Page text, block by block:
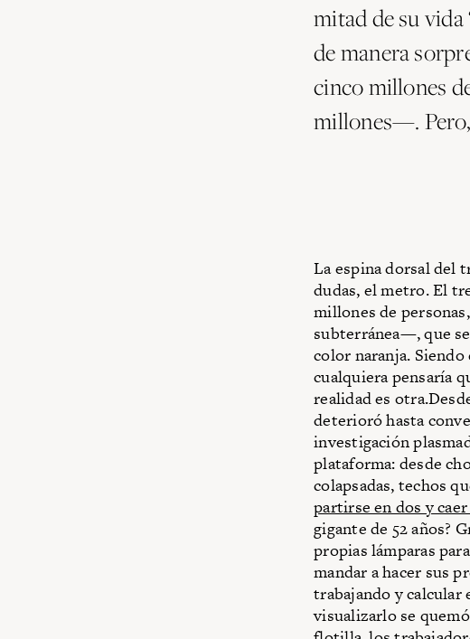
mitad de su vida
de manera
cinco millones
millones—.
La espina dorsal del
dudas, el metro. El
millones de
subterránea—, que
color naranja.
cualquiera pensaría
realidad es
deterioró hasta
investigación
plataforma: desde
colapsadas, techos
partirse en dos y
gigante de 52 años?
propias lámparas
mandar a hacer sus
trabajando y
visualizarlo se